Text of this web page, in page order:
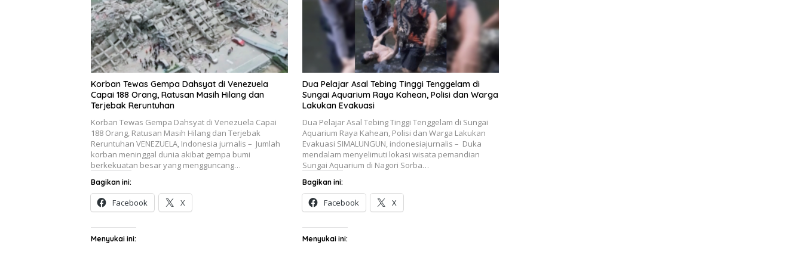
Korban Tewas Gempa Dahsyat di Venezuela
Capai 188 Orang, Ratusan Masih Hilang dan
Terjebak Reruntuhan
Korban Tewas Gempa Dahsyat di Venezuela Capai
188 Orang, Ratusan Masih Hilang dan Terjebak
Reruntuhan VENEZUELA, Indonesia jurnalis – Jumlah
korban meninggal dunia akibat gempa bumi
berkekuatan besar yang mengguncang…
Bagikan ini:
Facebook X
Menyukai ini:
Dua Pelajar Asal Tebing Tinggi Tenggelam di
Sungai Aquarium Raya Kahean, Polisi dan Warga
Lakukan Evakuasi
Dua Pelajar Asal Tebing Tinggi Tenggelam di Sungai
Aquarium Raya Kahean, Polisi dan Warga Lakukan
Evakuasi SIMALUNGUN, indonesiajurnalis – Duka
mendalam menyelimuti lokasi wisata pemandian
Sungai Aquarium di Nagori Sorba…
Bagikan ini:
Facebook X
Menyukai ini: